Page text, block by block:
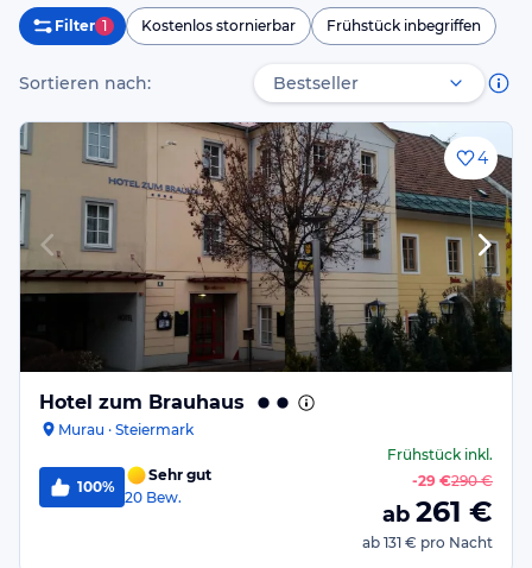
Filter 1 Kostenlos stornierbar Frühstück inbegriffen
Sortieren nach:
4
Hotel zum Brauhaus
Murau · Steiermark
100%
Sehr gut
20 Bew.
Frühstückinkl.
-29 €290 €
ab 261 €
ab 131 € pro Nacht